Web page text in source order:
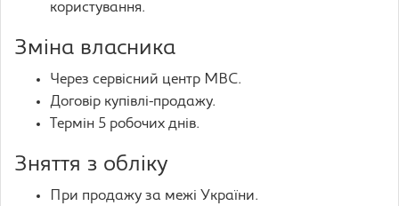
користування.
Зміна власника
Через сервісний центр МВС.
Договір купівлі-продажу.
Термін 5 робочих днів.
Зняття з обліку
При продажу за межі України.